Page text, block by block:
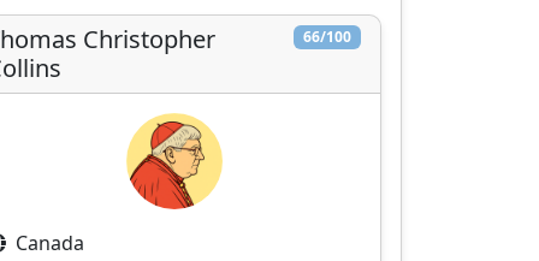
66/100
Christopher
Canada